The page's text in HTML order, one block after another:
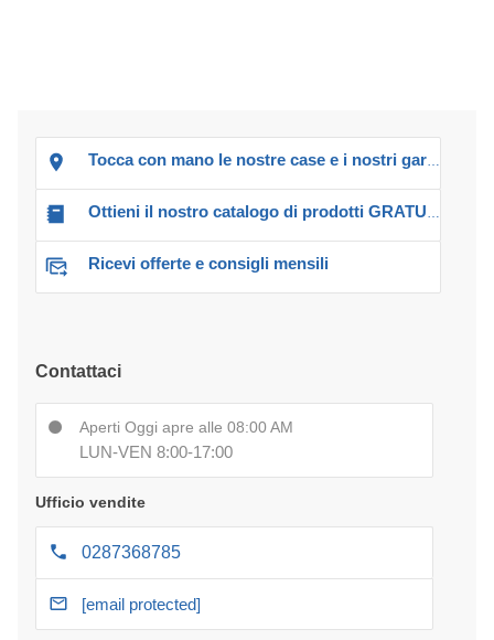
Tocca con mano le nostre case e i nostri garage!
Ottieni il nostro catalogo di prodotti GRATUITO!
Ricevi offerte e consigli mensili
Contattaci
Aperti Oggi apre alle 08:00 AM
LUN-VEN 8:00-17:00
Ufficio vendite
0287368785
[email protected]